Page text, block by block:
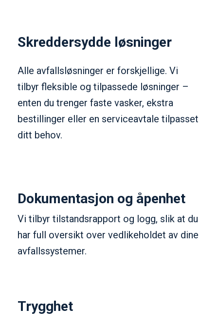
Skreddersydde løsninger
Alle avfallsløsninger er forskjellige. Vi
tilbyr fleksible og tilpassede løsninger –
enten du trenger faste vasker, ekstra
bestillinger eller en serviceavtale tilpasset
ditt behov.
Dokumentasjon og åpenhet
Vi tilbyr tilstandsrapport og logg, slik at du
har full oversikt over vedlikeholdet av dine
avfallssystemer.
Trygghet